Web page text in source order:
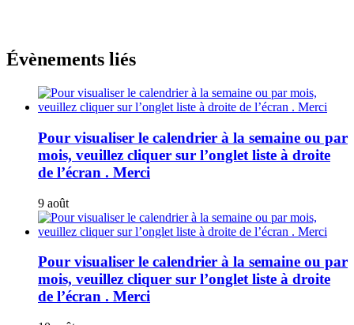
Évènements liés
Pour visualiser le calendrier à la semaine ou par
mois, veuillez cliquer sur l’onglet liste à droite
de l’écran . Merci
9 août
Pour visualiser le calendrier à la semaine ou par
mois, veuillez cliquer sur l’onglet liste à droite
de l’écran . Merci